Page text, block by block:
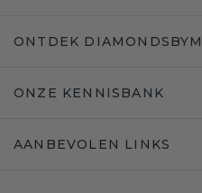
ONTDEK
ONZE KENNISBANK
AANBEVOLEN LINKS